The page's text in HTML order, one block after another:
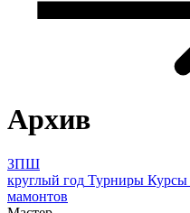
Архив
ЗПШ
круглый год Турниры Курсы
мамонтов